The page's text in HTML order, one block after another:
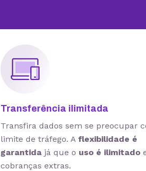
Transferência ilimitada
Transfira dados sem se preocupar
limite de tráfego. A flexibilidade é
garantida já que o uso é ilimitado
cobranças extras.